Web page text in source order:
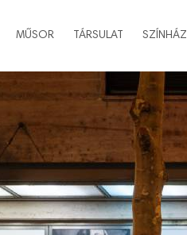
MŰSOR TÁRSULAT SZÍNHÁZ